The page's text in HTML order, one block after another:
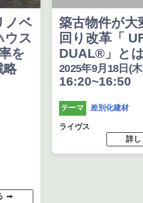
ノベ
ウス
を
略
築古物件が大
回り改革「
DUAL®」と
2025年9月18日(
16:20~16:50
テーマ 差別化建材
ライヴス
詳